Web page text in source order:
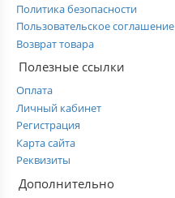
Политика безопасности
Пользовательское соглашение
Возврат товара
Полезные ссылки
Оплата
Личный кабинет
Регистрация
Карта сайта
Реквизиты
Дополнительно